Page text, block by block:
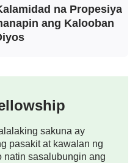
mahigit sa isang buwan
ng espiritu ko
at naunawaan ko ang
din nila ako ng
at dinidiligan ang aking
ko ang aming mga
na Propesiya
ang Kalooban
sakuna ay
pasakit at kawalan ng
natin sasalubungin ang